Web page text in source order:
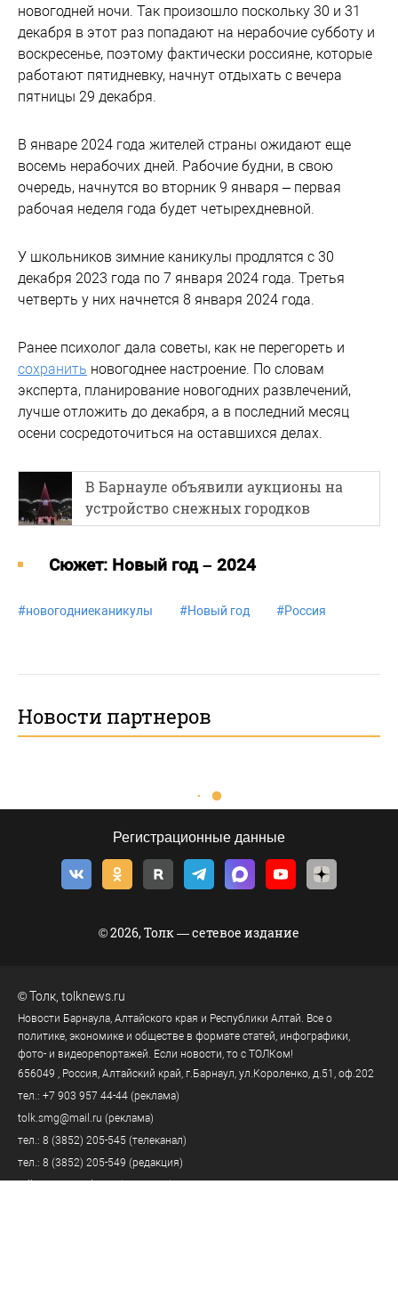
новогодней ночи. Так произошло поскольку 30 и 31
декабря в этот раз попадают на нерабочие субботу и
воскресенье, поэтому фактически россияне, которые
работают пятидневку, начнут отдыхать с вечера
пятницы 29 декабря.
В январе 2024 года жителей страны ожидают еще
восемь нерабочих дней. Рабочие будни, в свою
очередь, начнутся во вторник 9 января – первая
рабочая неделя года будет четырехдневной.
У школьников зимние каникулы продлятся с 30
декабря 2023 года по 7 января 2024 года. Третья
четверть у них начнется 8 января 2024 года.
Ранее психолог дала советы, как не перегореть и
сохранить новогоднее настроение. По словам
эксперта, планирование новогодних развлечений,
лучше отложить до декабря, а в последний месяц
осени сосредоточиться на оставшихся делах.
В Барнауле объявили аукционы на
устройство снежных городков
Cюжет: Новый год – 2024
#новогодниеканикулы #Новый год #Россия
Новости партнеров
Регистрационные данные
© 2026, Толк — сетевое издание
©Толк tolknews.ru
Новости Барнаула, Алтайского края и Республики Алтай. Все о
политике, экономике и обществе в формате статей, инфографики,
фото- и видеорепортажей. Если новости, то с ТОЛКом!
656049
, Россия, Алтайский край, г. Барнаул ул.Короленко, д.51, оф.202
тел.: +7 903 957 44-44 (реклама)
tolk.smg@mail.ru (реклама)
тел.: 8 (3852) 205-545 (телеканал)
тел.: 8 (3852) 205-549 (редакция)
tolknews@yandex.ru(редакция)